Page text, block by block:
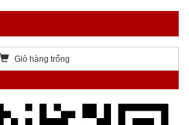
Giỏ hàng trống